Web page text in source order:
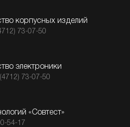
корпусных изделий
73-07-50
электроники
73-07-50
«Совтест»
54-17